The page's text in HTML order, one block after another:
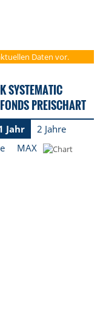
Daten vor.
SYSTEMATIC
PREISCHART
Jahr
2 Jahre
MAX